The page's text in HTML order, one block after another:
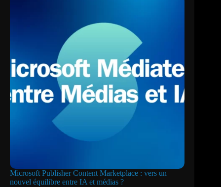
Microsoft Publisher Content Marketplace : vers un
nouvel équilibre entre IA et médias ?